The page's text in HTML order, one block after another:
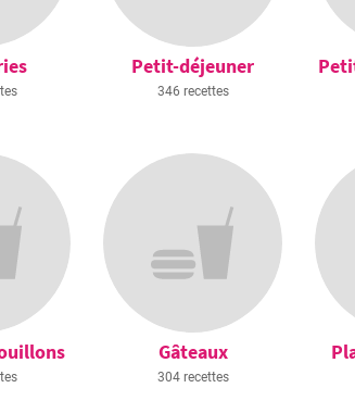
Petit-déjeuner
346 recettes
Gâteaux
304 recettes